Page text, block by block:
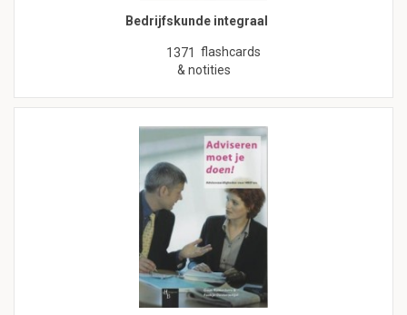
Bedrijfskunde integraal
1371 flashcards
& notities